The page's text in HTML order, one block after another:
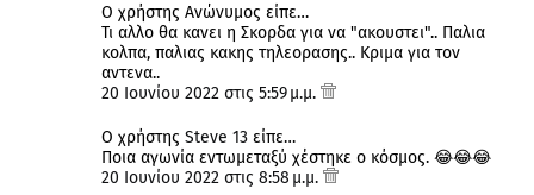
Ο χρήστης Ανώνυμος είπε…
Τι αλλο θα κανει η Σκορδα για να "ακουστει".. Παλια
κολπα, παλιας κακης τηλεορασης.. Κριμα για τον
αντενα..
20 Ιουνίου 2022 στις 5:59 μ.μ.
Ο χρήστης Steve 13 είπε…
Ποια αγωνία εντωμεταξύ χέστηκε ο κόσμος. 😂😂😂
20 Ιουνίου 2022 στις 8:58 μ.μ.